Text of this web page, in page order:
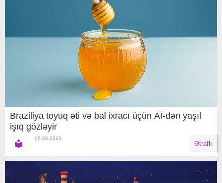
Braziliya toyuq əti və bal ixracı üçün Aİ-dən yaşıl
işıq gözləyir
06.08.2026
Ətraflı